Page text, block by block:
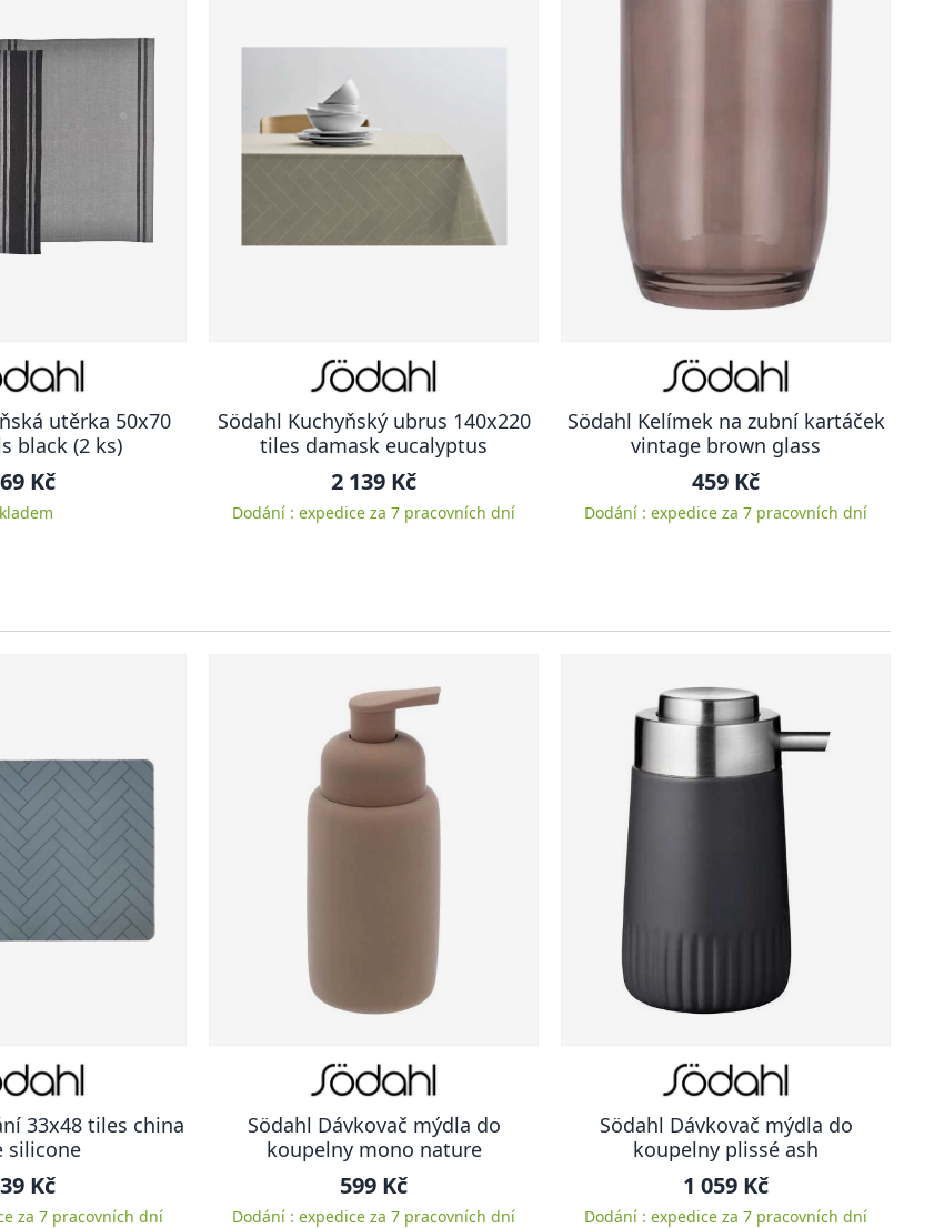
utěrka 50x70
black (2 ks)
Kč
Södahl Kuchyňský ubrus 140x220
tiles damask eucalyptus
2 139 Kč
Dodání : expedice za 7 pracovních dní
Södahl Kelímek na zubní kartáček
vintage brown glass
459 Kč
Dodání : expedice za 7 pracovních dní
33x48 tiles china
silicone
Kč
za 7 pracovních dní
Södahl Dávkovač mýdla do
koupelny mono nature
599 Kč
Dodání : expedice za 7 pracovních dní
Södahl Dávkovač mýdla do
koupelny plissé ash
1 059 Kč
Dodání : expedice za 7 pracovních dní